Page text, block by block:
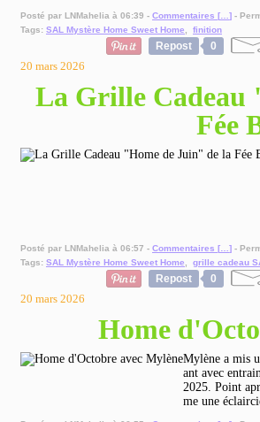
Posté par LNMahelia à 06:39 - Commentaires [ ] -
Tags: SAL Mystère Home Sweet Home finition
Repost 0
20 mars 2026
La Grille Cadeau
Fée
Posté par LNMahelia à 06:57 - Commentaires [ ] -
Tags: SAL Mystère Home Sweet Home grille cadeau
Repost 0
20 mars 2026
Home
Mylène a mis
ant avec
2025. Point
me une